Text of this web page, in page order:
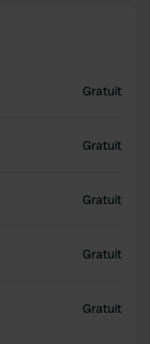
Gratuit
Gratuit
Gratuit
Gratuit
Gratuit